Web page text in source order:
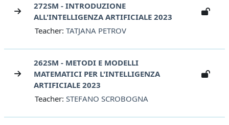
272SM - INTRODUZIONE
ALL'INTELLIGENZA ARTIFICIALE 2023
Teacher: TATJANA PETROV
262SM - METODI E MODELLI
MATEMATICI PER L'INTELLIGENZA
ARTIFICIALE 2023
Teacher: STEFANO SCROBOGNA